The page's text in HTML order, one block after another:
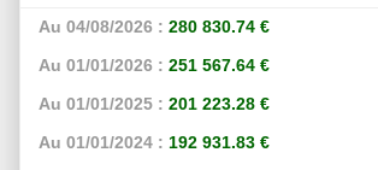
Au 04/08/2026 : 280 830.74 €
Au 01/01/2026 : 251 567.64 €
Au 01/01/2025 : 201 223.28 €
Au 01/01/2024 : 192 931.83 €